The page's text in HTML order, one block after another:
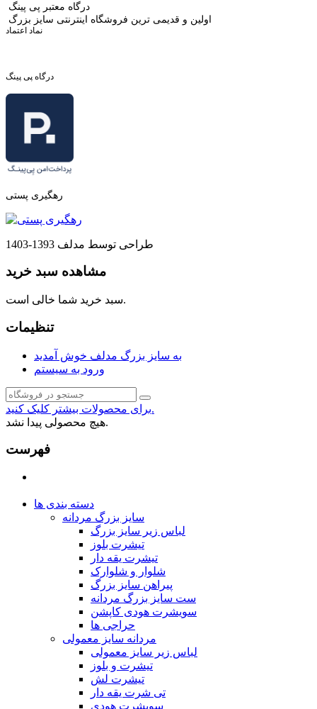
درگاه معتبر پی پینگ
اولین و قدیمی ترین فروشگاه اینترنتی سایز بزرگ
نماد اعتماد
درگاه پی پینگ
رهگیری پستی
طراحی توسط مدلف 1393-1403
مشاهده سبد خرید
سبد خرید شما خالی است.
تنظیمات
به سایز بزرگ مدلف خوش آمدید
ورود به سیستم
برای محصولات بیشتر کلیک کنید.
هیچ محصولی پیدا نشد.
فهرست
دسته بندی ها
سایز بزرگ مردانه
لباس زیر سایز بزرگ
تیشرت بلوز
تیشرت یقه دار
شلوار و شلوارک
پیراهن سایز بزرگ
ست سایز بزرگ مردانه
سویشرت هودی کاپشن
حراجی ها
مردانه سایز معمولی
لباس زیر سایز معمولی
تیشرت و بلوز
تیشرت لش
تی شرت یقه دار
سویشرت هودی